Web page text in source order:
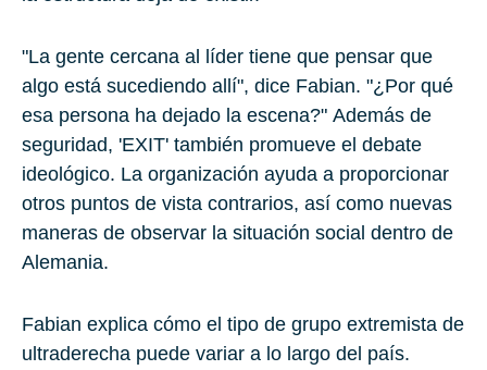
"La gente cercana al líder tiene que pensar que
algo está sucediendo allí", dice Fabian. "¿Por qué
esa persona ha dejado la escena?" Además de
seguridad, 'EXIT' también promueve el debate
ideológico. La organización ayuda a proporcionar
otros puntos de vista contrarios, así como nuevas
maneras de observar la situación social dentro de
Alemania.
Fabian explica cómo el tipo de grupo extremista de
ultraderecha puede variar a lo largo del país.